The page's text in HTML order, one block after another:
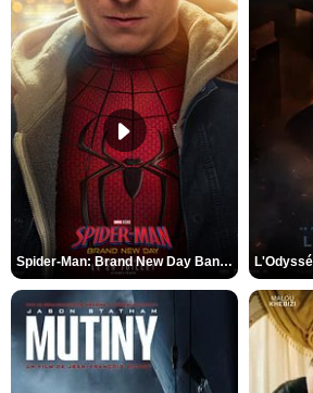
Spider-Man: Brand New Day Bande-annonce VO STFR